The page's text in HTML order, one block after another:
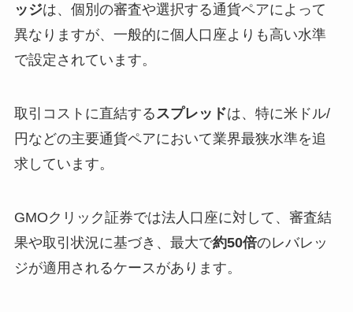
ッジは、個別の審査や選択する通貨ペアによって
異なりますが、一般的に個人口座よりも高い水準
で設定されています。
取引コストに直結するスプレッドは、特に米ドル/
円などの主要通貨ペアにおいて業界最狭水準を追
求しています。
GMOクリック証券では法人口座に対して、審査結
果や取引状況に基づき、最大で約50倍のレバレッ
ジが適用されるケースがあります。